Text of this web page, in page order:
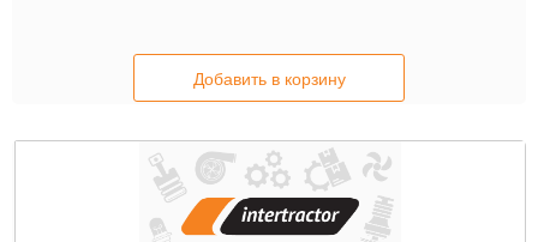
Добавить в корзину